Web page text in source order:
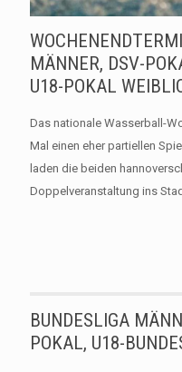
MÄNNER, DSV-
U18-POKAL
Das nationale Wasserball-
Mal einen eher partiellen
laden die beiden
Doppelveranstaltung ins
BUNDESLIGA
POKAL, U18-